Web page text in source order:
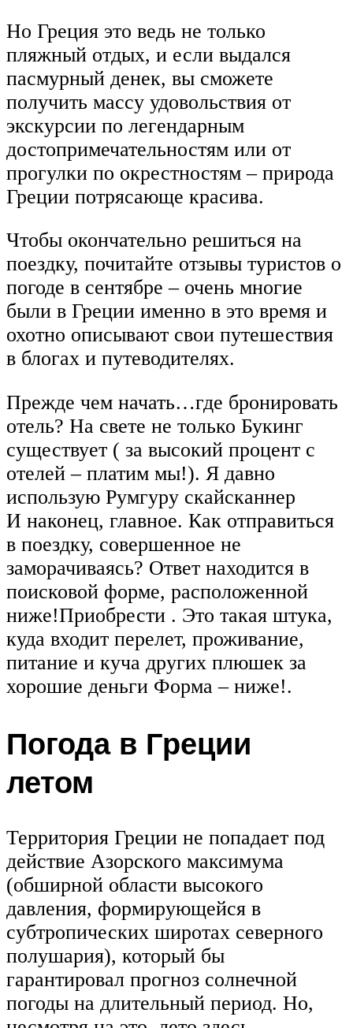
Но Греция это ведь не только
пляжный отдых, и если выдался
пасмурный денек, вы сможете
получить массу удовольствия от
экскурсии по легендарным
достопримечательностям или от
прогулки по окрестностям – природа
Греции потрясающе красива.
Чтобы окончательно решиться на
поездку, почитайте отзывы туристов о
погоде в сентябре – очень многие
были в Греции именно в это время и
охотно описывают свои путешествия
в блогах и путеводителях.
Прежде чем начать…где бронировать
отель? На свете не только Букинг
существует ( за высокий процент с
отелей – платим мы!). Я давно
использую Румгуру скайсканнер
И наконец, главное. Как отправиться
в поездку, совершенное не
заморачиваясь? Ответ находится в
поисковой форме, расположенной
ниже!Приобрести . Это такая штука,
куда входит перелет, проживание,
питание и куча других плюшек за
хорошие деньги Форма – ниже!.
Погода в Греции
летом
Территория Греции не попадает под
действие Азорского максимума
(обширной области высокого
давления, формирующейся в
субтропических широтах северного
полушария), который бы
гарантировал прогноз солнечной
погоды на длительный период. Но,